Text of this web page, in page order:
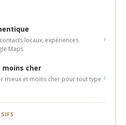
locaux, expériences
Maps
›
cher
mieux et moins cher pour tout type ›